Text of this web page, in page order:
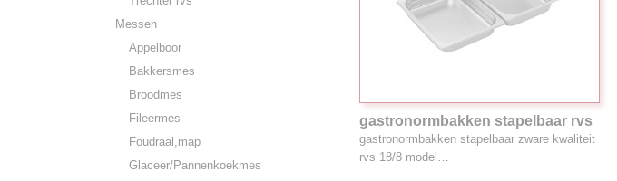
Messen
Appelboor
Bakkersmes
Broodmes
Fileermes
Foudraal,map
Glaceer/Pannenkoekmes
gastronormbakken stapelbaar rvs
18/8, 12.00L 1/2GN
gastronormbakken stapelbaar zware kwaliteit
rvs 18/8 model…